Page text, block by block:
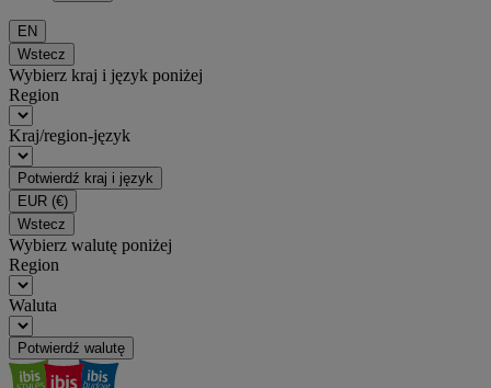
EN
Wstecz
Wybierz kraj i język poniżej
Region
Kraj/region-język
Potwierdź kraj i język
EUR (€)
Wstecz
Wybierz walutę poniżej
Region
Waluta
Potwierdź walutę